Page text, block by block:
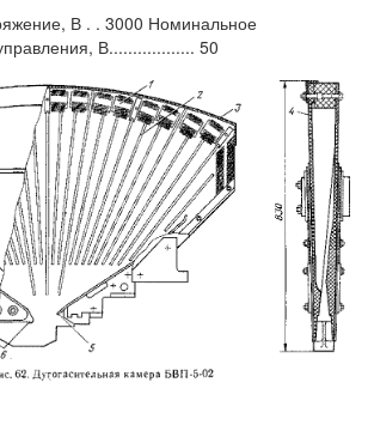
В . . 3000 Номинальное
В.................. 50